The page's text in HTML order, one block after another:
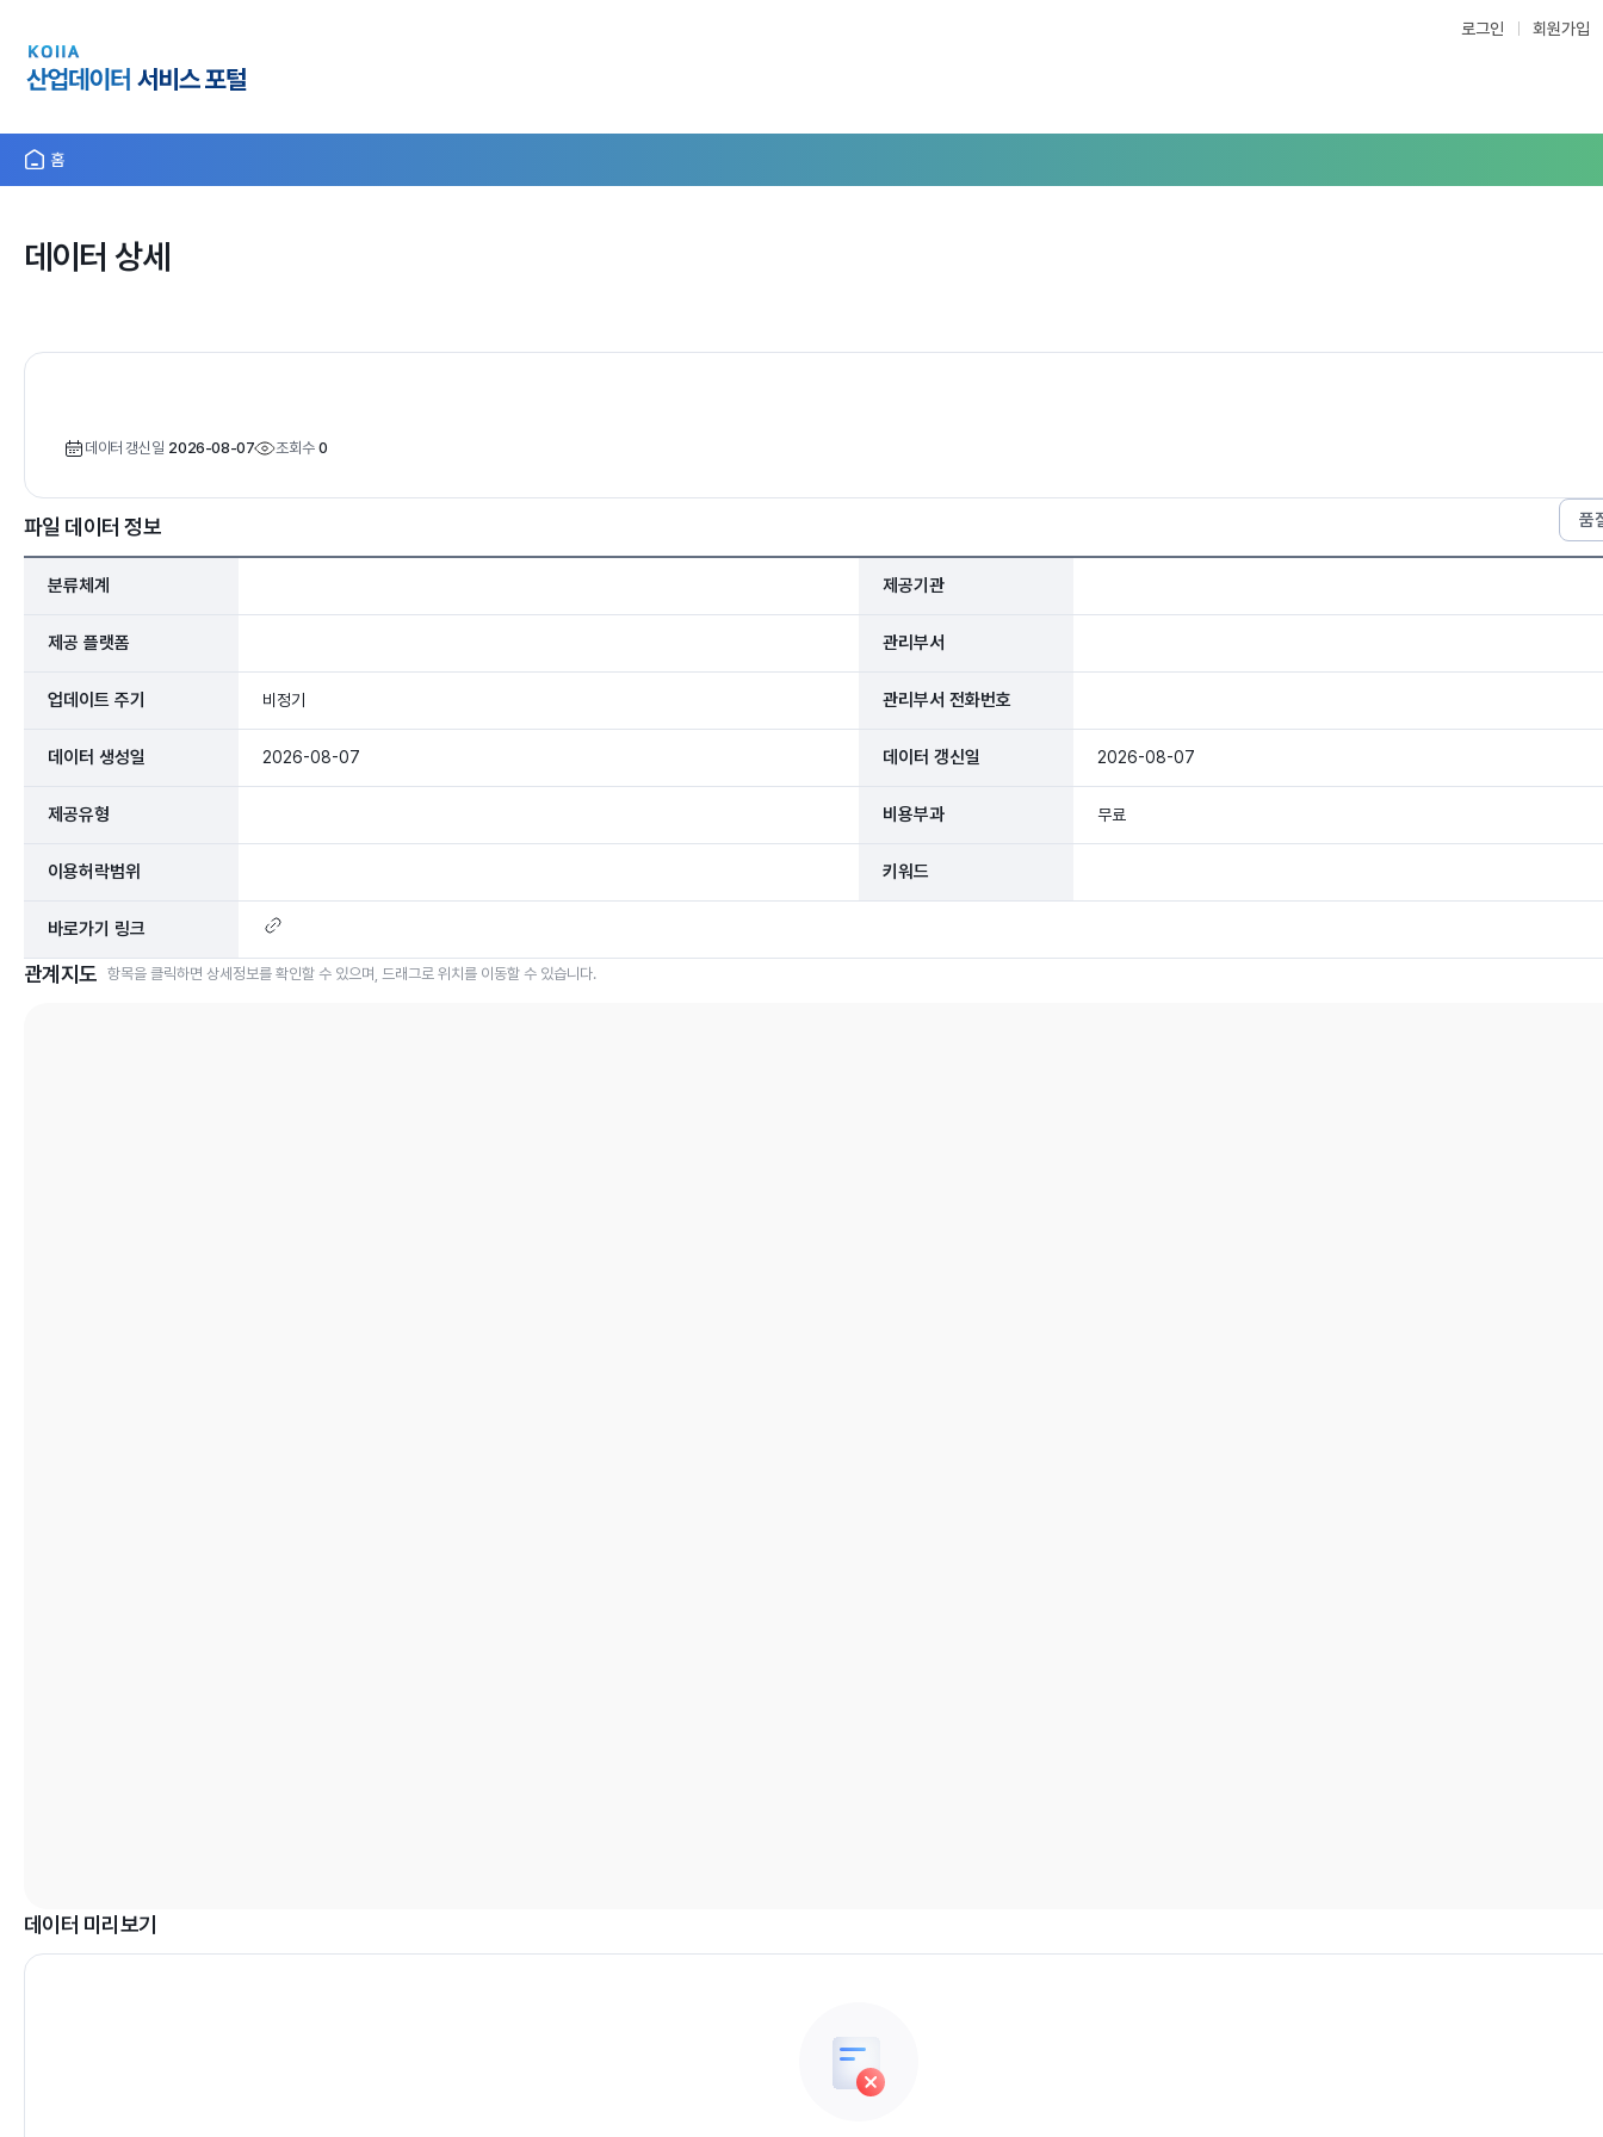
로그인 회원가입
홈
데이터 상세
데이터 갱신일 2026-08-07 조회수 0
파일 데이터 정보 품
분류체계 제공기관
제공 플랫폼 관리부서
업데이트 주기 비정기 관리부서 전화번호
데이터 생성일 2026-08-07 데이터 갱신일 2026-08-07
제공유형 비용부과 무료
이용허락범위 키워드
바로가기 링크
관계지도 항목을 클릭하면 상세정보를 확인할 수 있으며, 드래그로 위치를 이동할 수 있습니다.
데이터 미리보기